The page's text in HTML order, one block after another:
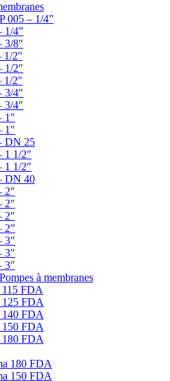
005 – 1/4”
1/4”
3/8″
1/2″
1/2″
1/2″
3/4″
3/4″
1″
1″
DN 25
1 1/2″
1 1/2″
DN 40
2″
2″
2″
2”
3″
3″
3″
à membranes
FDA
125 FDA
140 FDA
150 FDA
180 FDA
180 FDA
150 FDA